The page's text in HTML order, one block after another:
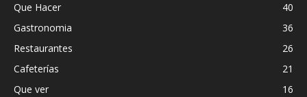
Que Hacer
40
Gastronomia
36
Restaurantes
26
Cafeterías
21
Que ver
16